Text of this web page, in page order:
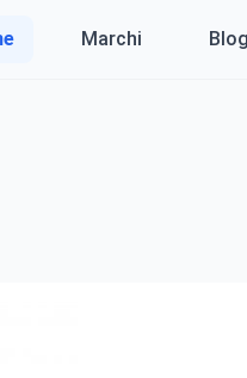
Marchi Blog